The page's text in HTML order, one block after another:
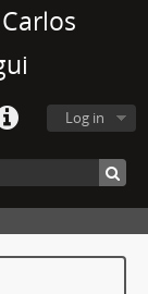
Log in